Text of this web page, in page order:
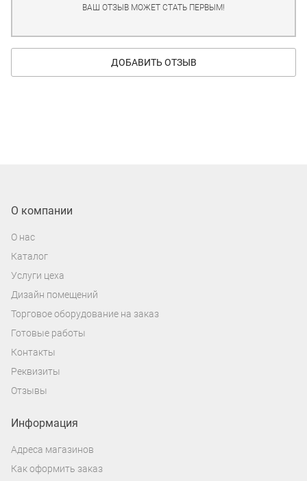
ВАШ ОТЗЫВ МОЖЕТ СТАТЬ ПЕРВЫМ!
ДОБАВИТЬ ОТЗЫВ
О компании
О нас
Каталог
Услуги цеха
Дизайн помещений
Торговое оборудование на заказ
Готовые работы
Контакты
Реквизиты
Отзывы
Информация
Адреса магазинов
Как оформить заказ